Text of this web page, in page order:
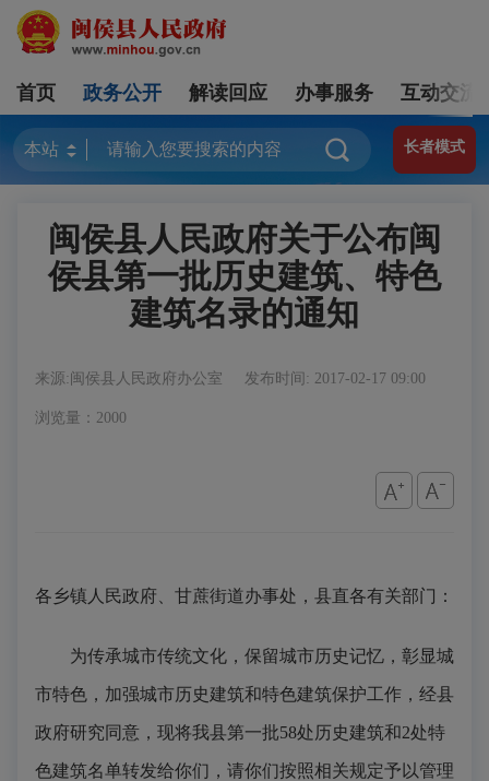
首页 政务公开 解读回应 办事服务 互动交流
长者模式
闽侯县人民政府关于公布闽
侯县第一批历史建筑、特色
建筑名录的通知
来源:闽侯县人民政府办公室 发布时间: 2017-02-17 09:00
浏览量：2000
各乡镇人民政府、甘蔗街道办事处，县直各有关部门：
为传承城市传统文化，保留城市历史记忆，彰显城
市特色，加强城市历史建筑和特色建筑保护工作，经县
政府研究同意，现将我县第一批58处历史建筑和2处特
色建筑名单转发给你们，请你们按照相关规定予以管理